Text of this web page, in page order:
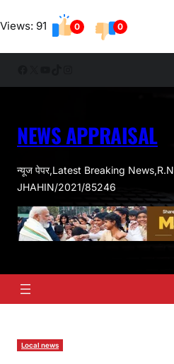
Views: 91 0 0
NEWS APPRAISAL
न्यूज पेपर,Latest Breaking
JHAHIN/2021/85246
Local news